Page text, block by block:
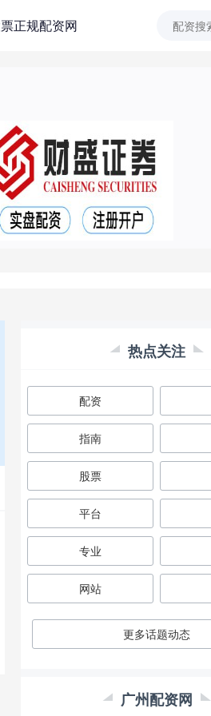
正规配资网
热点关注
配资
指南
股票
平台
专业
网站
更多话题动态
广州配资网